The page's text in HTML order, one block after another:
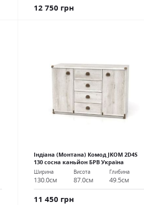
12 750 грн
Індіана (Монтана) Комод JKOM 2D4S
130 сосна каньйон БРВ Україна
Ширина
130.0см
Висота
87.0см
Глибина
49.5см
11 450 грн